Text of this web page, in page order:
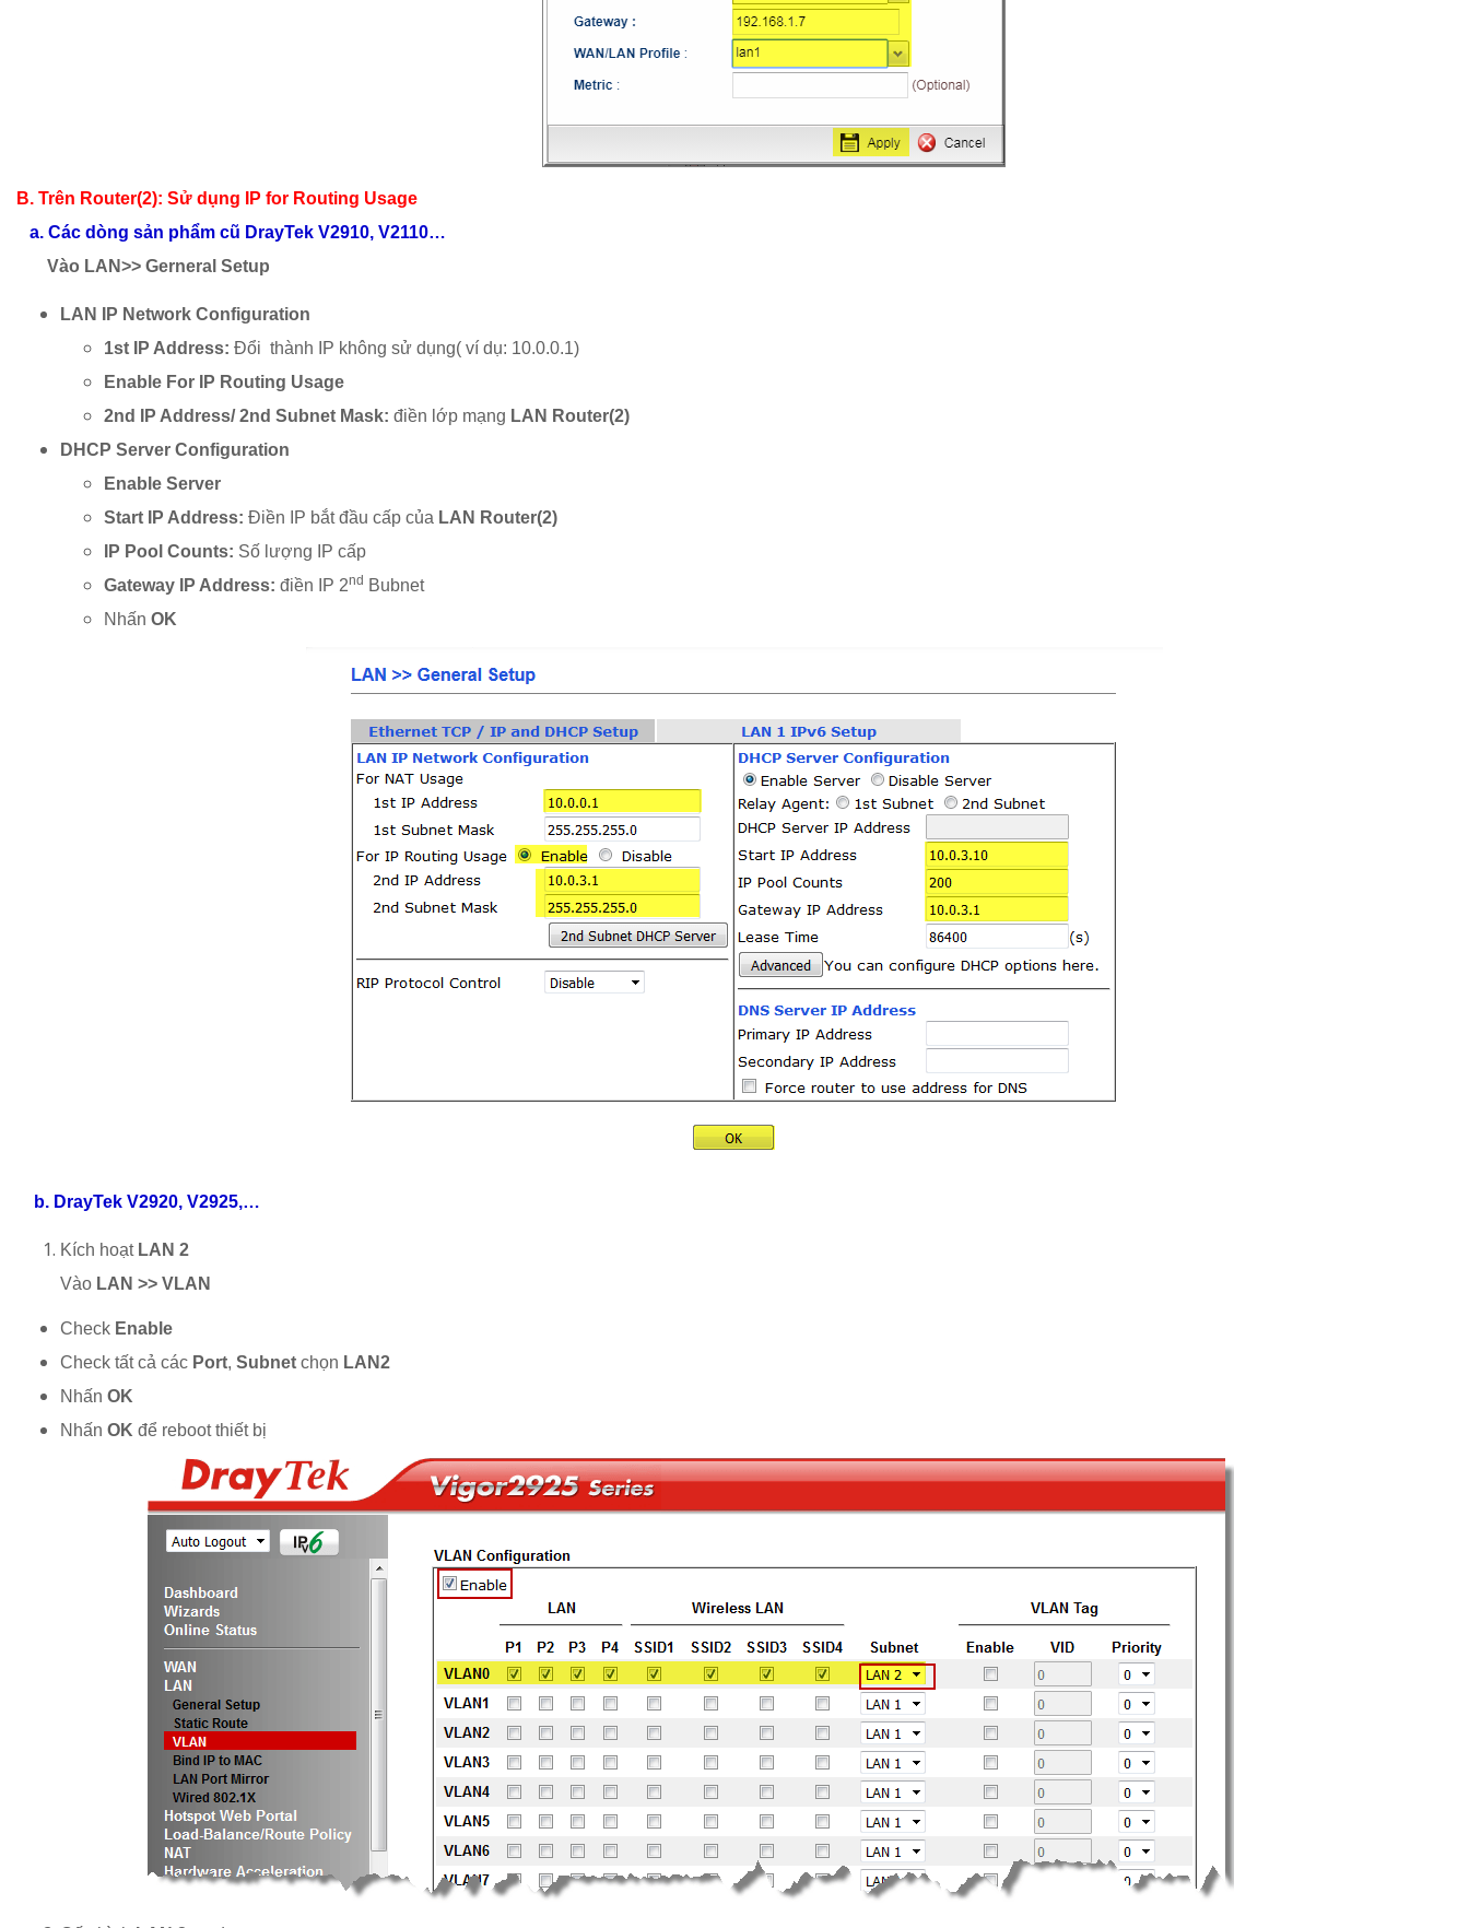
B. Trên Router(2): Sử dụng IP for Routing Usage
a. Các dòng sản phẩm cũ DrayTek V2910, V2110…
Vào LAN>> Gerneral Setup
LAN IP Network Configuration
1st IP Address: Đổi thành IP không sử dụng( ví dụ: 10.0.0.1)
Enable For IP Routing Usage
2nd IP Address/ 2nd Subnet Mask: điền lớp mạng LAN Router(2)
DHCP Server Configuration
Enable Server
Start IP Address: Điền IP bắt đầu cấp của LAN Router(2)
IP Pool Counts: Số lượng IP cấp
Gateway IP Address: điền IP 2nd Bubnet
Nhấn OK
b. DrayTek V2920, V2925,…
Kích hoạt LAN 2
Vào LAN >> VLAN
Check Enable
Check tất cả các Port, Subnet chọn LAN2
Nhấn OK
Nhấn OK để reboot thiết bị